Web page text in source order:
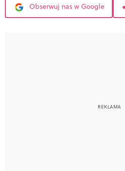
Obserwuj nas w Google